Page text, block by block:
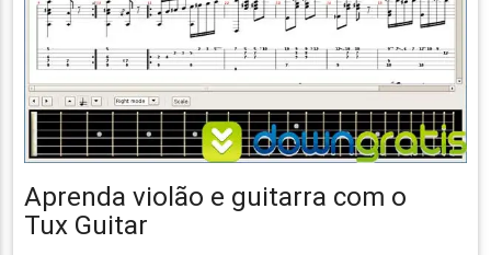
Aprenda violão e guitarra com o
Tux Guitar